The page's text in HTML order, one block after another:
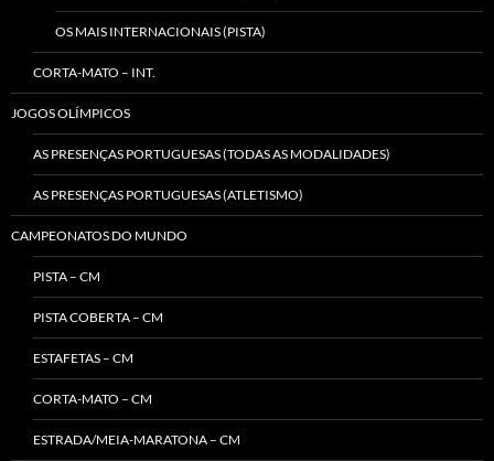
OS MAIS INTERNACIONAIS (PISTA)
CORTA-MATO – INT.
JOGOS OLÍMPICOS
AS PRESENÇAS PORTUGUESAS (TODAS AS MODALIDADES)
AS PRESENÇAS PORTUGUESAS (ATLETISMO)
CAMPEONATOS DO MUNDO
PISTA – CM
PISTA COBERTA – CM
ESTAFETAS – CM
CORTA-MATO – CM
ESTRADA/MEIA-MARATONA – CM